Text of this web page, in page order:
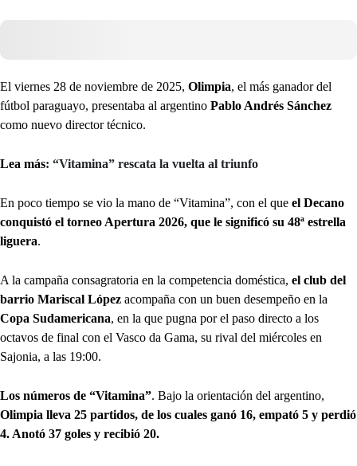
El viernes 28 de noviembre de 2025, Olimpia, el más ganador del
fútbol paraguayo, presentaba al argentino Pablo Andrés Sánchez
como nuevo director técnico.
Lea más: “Vitamina” rescata la vuelta al triunfo
En poco tiempo se vio la mano de “Vitamina”, con el que el Decano
conquistó el torneo Apertura 2026, que le significó su 48ª estrella
liguera.
A la campaña consagratoria en la competencia doméstica, el club del
barrio Mariscal López acompaña con un buen desempeño en la
Copa Sudamericana, en la que pugna por el paso directo a los
octavos de final con el Vasco da Gama, su rival del miércoles en
Sajonia, a las 19:00.
Los números de “Vitamina”. Bajo la orientación del argentino,
Olimpia lleva 25 partidos, de los cuales ganó 16, empató 5 y perdió
4. Anotó 37 goles y recibió 20.